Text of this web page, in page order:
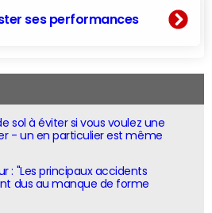
ses performances
sol à éviter si vous voulez une
- un en particulier est même
: "Les principaux accidents
dus au manque de forme